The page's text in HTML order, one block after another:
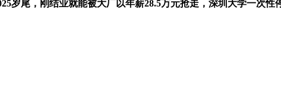
岁尾，刚结业就能被大厂以年薪28.5万元抢走，深圳大学一次性